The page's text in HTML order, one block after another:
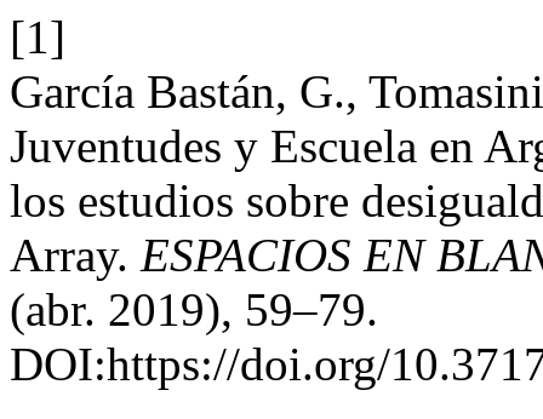
[1]
García Bastán, G.,
Juventudes y Escuela en
los estudios sobre
Array. ESPACIOS EN
(abr. 2019), 59–79.
DOI:https://doi.org/